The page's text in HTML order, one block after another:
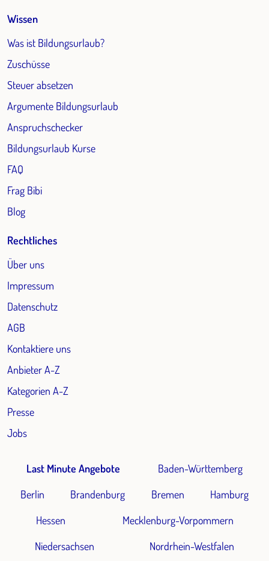
Wissen
Was ist Bildungsurlaub?
Zuschüsse
Steuer absetzen
Argumente Bildungsurlaub
Anspruchschecker
Bildungsurlaub Kurse
FAQ
Frag Bibi
Blog
Rechtliches
Über uns
Impressum
Datenschutz
AGB
Kontaktiere uns
Anbieter A-Z
Kategorien A-Z
Presse
Jobs
Last Minute Angebote
Baden-Württemberg
Berlin
Brandenburg Bremen
Hamburg
Hessen
Mecklenburg-Vorpommern
Niedersachsen
Nordrhein-Westfalen